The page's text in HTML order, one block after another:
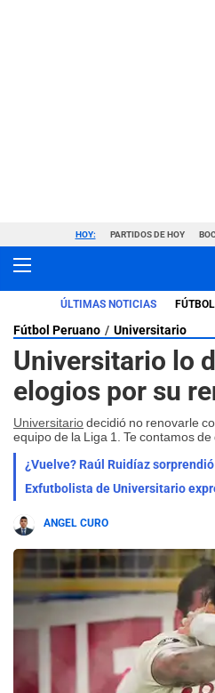
HOY: PARTIDOS DE HOY
ÚLTIMAS NOTICIAS
Fútbol Peruano Universitario
Universitario lo
elogios por su
Universitariodecidió no renovarle
equipo de la Liga 1. Te contamos de
¿Vuelve? Raúl Ruidíaz
Exfutbolista de Universitario
ANGEL CURO